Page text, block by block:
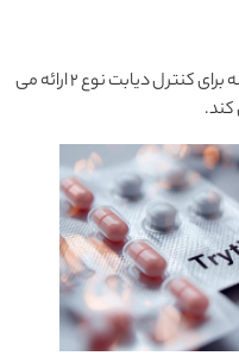
این ترکیب منحصر به فرد، رویکردی چندجانبه برای کنترل دیابت نوع ۲ ارائه می
کند.